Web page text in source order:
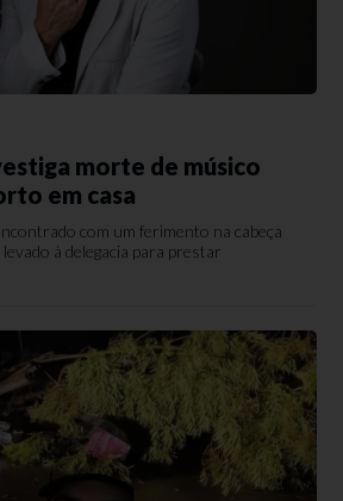
morte de músico
em casa
com um ferimento na cabeça
à delegacia para prestar